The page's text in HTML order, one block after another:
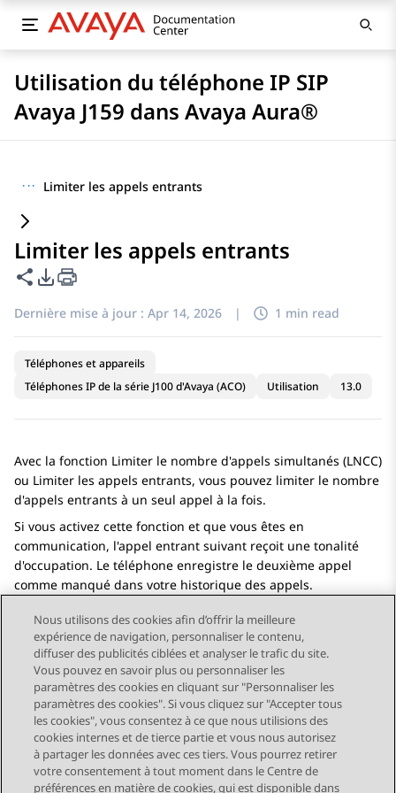
Utilisation du téléphone IP SIP
Avaya J159 dans Avaya Aura®
··· Limiter les appels entrants
Limiter les appels entrants
Partager cette page
Options d'exportation PDF
Dernière mise à jour : Apr 14, 2026 | 1 min read
Téléphones et appareils
Téléphones IP de la série J100 d'Avaya (ACO)
Utilisation 13.0
Avec la fonction Limiter le nombre d'appels simultanés (LNCC)
ou Limiter les appels entrants, vous pouvez limiter le nombre
d'appels entrants à un seul appel à la fois.
Si vous activez cette fonction et que vous êtes en
communication, l'appel entrant suivant reçoit une tonalité
d'occupation. Le téléphone enregistre le deuxième appel
comme manqué dans votre historique des appels.
Send Feedback
Navigation par sujet
Sujet précédent Sujet suivant
Nous utilisons des cookies afin d’offrir la meilleure
expérience de navigation, personnaliser le contenu,
diffuser des publicités ciblées et analyser le trafic du site.
Vous pouvez en savoir plus ou personnaliser les
paramètres des cookies en cliquant sur "Personnaliser les
paramètres des cookies". Si vous cliquez sur "Accepter tous
les cookies", vous consentez à ce que nous utilisions des
cookies internes et de tierce partie et vous nous autorisez
à partager les données avec ces tiers. Vous pourrez retirer
votre consentement à tout moment dans le Centre de
préférences en matière de cookies, qui est disponible dans